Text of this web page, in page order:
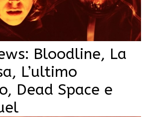
Bloodline, La
L’ultimo
Dead Space e